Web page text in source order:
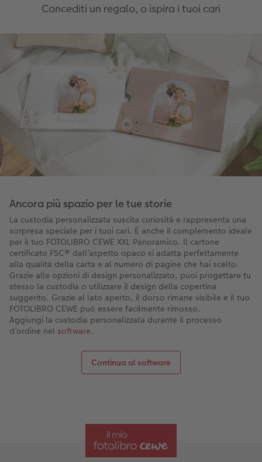
Concediti un regalo, o ispira i tuoi cari
Ancora più spazio per le tue storie
La custodia personalizzata suscita curiosità e rappresenta una
sorpresa speciale per i tuoi cari. È anche il complemento ideale
per il tuo FOTOLIBRO CEWE XXL Panoramico. Il cartone
certificato FSC® dall’aspetto opaco si adatta perfettamente
alla qualità della carta e al numero di pagine che hai scelto.
Grazie alle opzioni di design personalizzato, puoi progettare tu
stesso la custodia o utilizzare il design della copertina
suggerito. Grazie al lato aperto, il dorso rimane visibile e il tuo
FOTOLIBRO CEWE può essere facilmente rimosso.
Aggiungi la custodia personalizzata durante il processo
d’ordine nel software.
Continua al software